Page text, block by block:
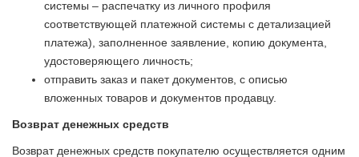
системы – распечатку из личного профиля
соответствующей платежной системы с детализацией
платежа), заполненное заявление, копию документа,
удостоверяющего личность;
отправить заказ и пакет документов, с описью
вложенных товаров и документов продавцу.
Возврат денежных средств
Возврат денежных средств покупателю осуществляется одним